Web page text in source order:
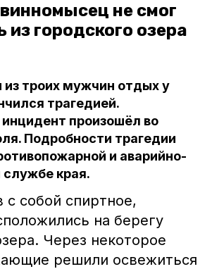
не смог
городского озера
троих мужчин отдых у
трагедией.
произошёл во
Подробности трагедии
и аварийно-
службе края.
с собой спиртное,
на берегу
Через некоторое
решили освежиться